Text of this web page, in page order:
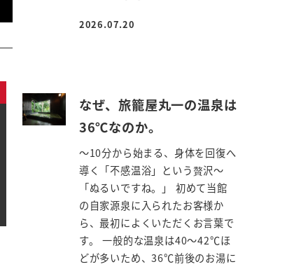
投稿日
2026.07.20
なぜ、旅籠屋丸一の温泉は
36℃なのか。
～10分から始まる、身体を回復へ
導く「不感温浴」という贅沢～
「ぬるいですね。」 初めて当館
の自家源泉に入られたお客様か
ら、最初によくいただくお言葉で
す。 一般的な温泉は40～42℃ほ
どが多いため、36℃前後のお湯に